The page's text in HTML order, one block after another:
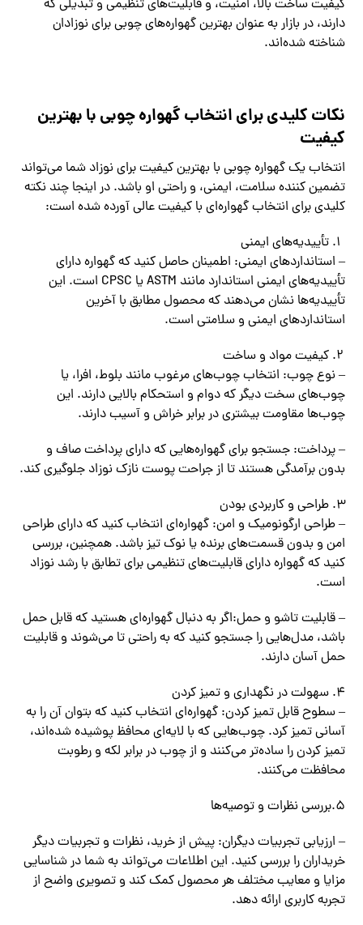
کیفیت ساخت بالا، امنیت، و قابلیت‌های تنظیمی و تبدیلی که
دارند، در بازار به عنوان بهترین گهواره‌های چوبی برای نوزادان
شناخته شده‌اند.
نکات کلیدی برای انتخاب گهواره چوبی با بهترین
کیفیت
انتخاب یک گهواره چوبی با بهترین کیفیت برای نوزاد شما می‌تواند
تضمین کننده سلامت، ایمنی، و راحتی او باشد. در اینجا چند نکته
کلیدی برای انتخاب گهواره‌ای با کیفیت عالی آورده شده است:
تأییدیه‌های ایمنی
– استانداردهای ایمنی: اطمینان حاصل کنید که گهواره دارای
تأییدیه‌های ایمنی استاندارد مانند ASTM یا CPSC است. این
تأییدیه‌ها نشان می‌دهند که محصول مطابق با آخرین
استانداردهای ایمنی و سلامتی است.
کیفیت مواد و ساخت
– نوع چوب: انتخاب چوب‌های مرغوب مانند بلوط، افرا، یا
چوب‌های سخت دیگر که دوام و استحکام بالایی دارند. این
چوب‌ها مقاومت بیشتری در برابر خراش و آسیب دارند.
– پرداخت: جستجو برای گهواره‌هایی که دارای پرداخت صاف و
بدون برآمدگی هستند تا از جراحت پوست نازک نوزاد جلوگیری کند.
طراحی و کاربردی بودن
– طراحی ارگونومیک و امن: گهواره‌ای انتخاب کنید که دارای طراحی
امن و بدون قسمت‌های برنده یا نوک تیز باشد. همچنین، بررسی
کنید که گهواره دارای قابلیت‌های تنظیمی برای تطابق با رشد نوزاد
است.
– قابلیت تاشو و حمل:اگر به دنبال گهواره‌ای هستید که قابل حمل
باشد، مدل‌هایی را جستجو کنید که به راحتی تا می‌شوند و قابلیت
حمل آسان دارند.
سهولت در نگهداری و تمیز کردن
– سطوح قابل تمیز کردن: گهواره‌ای انتخاب کنید که بتوان آن را به
آسانی تمیز کرد. چوب‌هایی که با لایه‌ای محافظ پوشیده شده‌اند،
تمیز کردن را ساده‌تر می‌کنند و از چوب در برابر لکه و رطوبت
محافظت می‌کنند.
5.بررسی نظرات و توصیه‌ها
– ارزیابی تجربیات دیگران: پیش از خرید، نظرات و تجربیات دیگر
خریداران را بررسی کنید. این اطلاعات می‌تواند به شما در شناسایی
مزایا و معایب مختلف هر محصول کمک کند و تصویری واضح از
تجربه کاربری ارائه دهد.